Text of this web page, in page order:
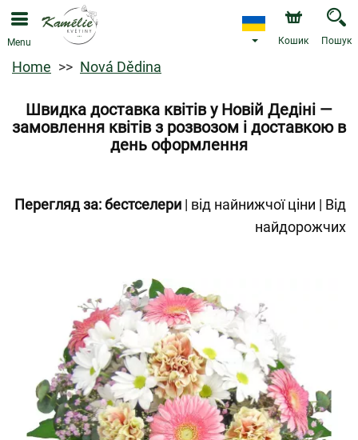
Menu Кошик Пошук
Home Nová Dědina
Швидка доставка квітів у Новій Дедіні —
замовлення квітів з розвозом і доставкою в
день оформлення
Перегляд за:бестселери | від найнижчої ціни | Від
найдорожчих